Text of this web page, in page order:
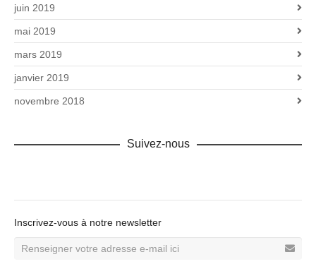
juin 2019
mai 2019
mars 2019
janvier 2019
novembre 2018
Suivez-nous
Inscrivez-vous à notre newsletter